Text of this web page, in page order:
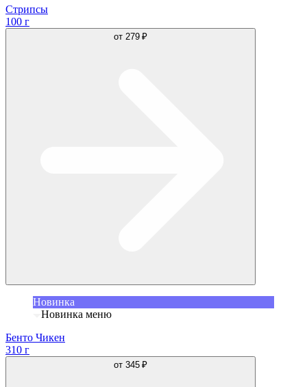
Стрипсы
100 г
от 279 ₽
Новинка
Новинка меню
Бенто Чикен
310 г
от 345 ₽